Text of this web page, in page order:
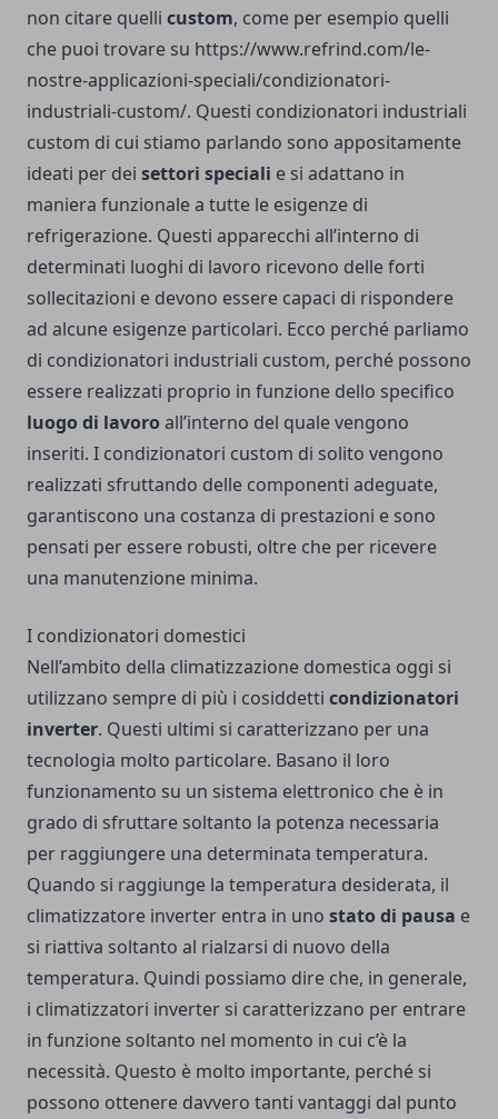
non citare quelli custom, come per esempio quelli
che puoi trovare su https://www.refrind.com/le-
nostre-applicazioni-speciali/condizionatori-
industriali-custom/. Questi condizionatori industriali
custom di cui stiamo parlando sono appositamente
ideati per dei settori speciali e si adattano in
maniera funzionale a tutte le esigenze di
refrigerazione. Questi apparecchi all’interno di
determinati luoghi di lavoro ricevono delle forti
sollecitazioni e devono essere capaci di rispondere
ad alcune esigenze particolari. Ecco perché parliamo
di condizionatori industriali custom, perché possono
essere realizzati proprio in funzione dello specifico
luogo di lavoro all’interno del quale vengono
inseriti. I condizionatori custom di solito vengono
realizzati sfruttando delle componenti adeguate,
garantiscono una costanza di prestazioni e sono
pensati per essere robusti, oltre che per ricevere
una manutenzione minima.
I condizionatori domestici
Nell’ambito della climatizzazione domestica oggi si
utilizzano sempre di più i cosiddetti condizionatori
inverter. Questi ultimi si caratterizzano per una
tecnologia molto particolare. Basano il loro
funzionamento su un sistema elettronico che è in
grado di sfruttare soltanto la potenza necessaria
per raggiungere una determinata temperatura.
Quando si raggiunge la temperatura desiderata, il
climatizzatore inverter entra in uno stato di pausa e
si riattiva soltanto al rialzarsi di nuovo della
temperatura. Quindi possiamo dire che, in generale,
i climatizzatori inverter si caratterizzano per entrare
in funzione soltanto nel momento in cui c’è la
necessità. Questo è molto importante, perché si
possono ottenere davvero tanti vantaggi dal punto